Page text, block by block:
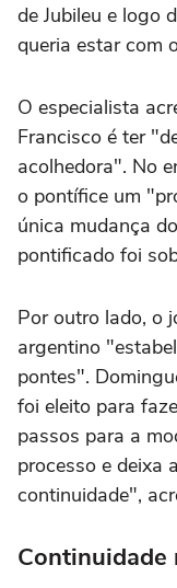
de Jubileu e logo
queria estar com
O especialista
Francisco é ter
acolhedora". No
o pontífice um
única mudança
pontificado foi
Por outro lado, o
argentino
pontes".
foi eleito para
passos para a
processo e deixa
continuidade",
Continuidade